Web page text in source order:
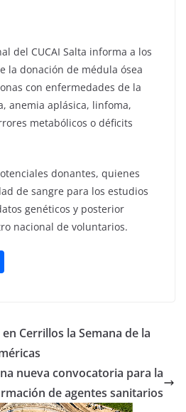
del CUCAI Salta informa a los
la donación de médula ósea
con enfermedades de la
anemia aplásica, linfoma,
metabólicos o déficits
donantes, quienes
de sangre para los estudios
genéticos y posterior
nacional de voluntarios.
p
ar
tir
Cerrillos la Semana de la
nueva convocatoria para la
de agentes sanitarios